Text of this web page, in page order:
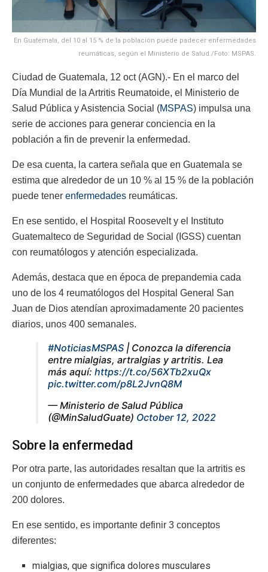
En Guatemala, del 10 al 15 % de la población puede padecer enfermedades
reumáticas, según el Ministerio de Salud./Foto: MSPAS.
Ciudad de Guatemala, 12 oct (AGN).- En el marco del
Día Mundial de la Artritis Reumatoide, el Ministerio de
Salud Pública y Asistencia Social (MSPAS) impulsa una
serie de acciones para generar conciencia en la
población a fin de prevenir la enfermedad.
De esa cuenta, la cartera señala que en Guatemala se
estima que alrededor de un 10 % al 15 % de la población
puede tener enfermedades reumáticas.
En ese sentido, el Hospital Roosevelt y el Instituto
Guatemalteco de Seguridad de Social (IGSS) cuentan
con reumatólogos y atención especializada.
Además, destaca que en época de prepandemia cada
uno de los 4 reumatólogos del Hospital General San
Juan de Dios atendían aproximadamente 20 pacientes
diarios, unos 400 semanales.
#NoticiasMSPAS | Conozca la diferencia
entre mialgias, artralgias y artritis. Lea
más aquí: https://t.co/56XTb2xuQx
pic.twitter.com/p8L2JvnQ8M
— Ministerio de Salud Pública
(@MinSaludGuate) October 12, 2022
Sobre la enfermedad
Por otra parte, las autoridades resaltan que la artritis es
un conjunto de enfermedades que abarca alrededor de
200 dolores.
En ese sentido, es importante definir 3 conceptos
diferentes:
mialgias, que significa dolores musculares